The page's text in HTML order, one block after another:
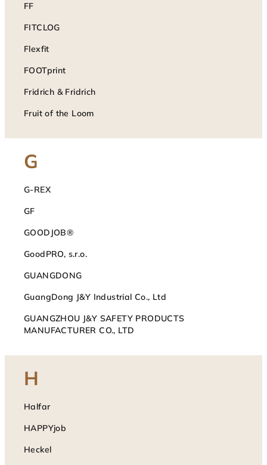
FF
FITCLOG
Flexfit
FOOTprint
Fridrich & Fridrich
Fruit of the Loom
G
G-REX
GF
GOODJOB®
GoodPRO, s.r.o.
GUANGDONG
GuangDong J&Y Industrial Co., Ltd
GUANGZHOU J&Y SAFETY PRODUCTS
MANUFACTURER CO., LTD
H
Halfar
HAPPYjob
Heckel